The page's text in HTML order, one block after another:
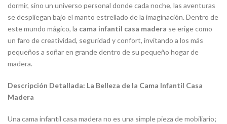
dormir, sino un universo personal donde cada noche, las aventuras
se despliegan bajo el manto estrellado de la imaginación. Dentro de
este mundo mágico, la cama infantil casa madera se erige como
un faro de creatividad, seguridad y confort, invitando a los más
pequeños a soñar en grande dentro de su pequeño hogar de
madera.
Descripción Detallada: La Belleza de la Cama Infantil Casa
Madera
Una cama infantil casa madera no es una simple pieza de mobiliario;